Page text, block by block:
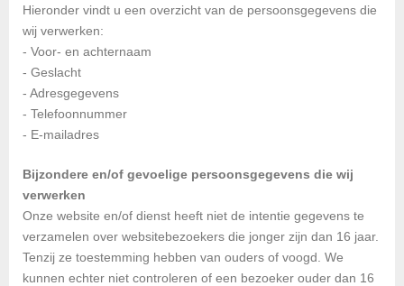
Hieronder vindt u een overzicht van de persoonsgegevens die
wij verwerken:
- Voor- en achternaam
- Geslacht
- Adresgegevens
- Telefoonnummer
- E-mailadres
Bijzondere en/of gevoelige persoonsgegevens die wij
verwerken
Onze website en/of dienst heeft niet de intentie gegevens te
verzamelen over websitebezoekers die jonger zijn dan 16 jaar.
Tenzij ze toestemming hebben van ouders of voogd. We
kunnen echter niet controleren of een bezoeker ouder dan 16